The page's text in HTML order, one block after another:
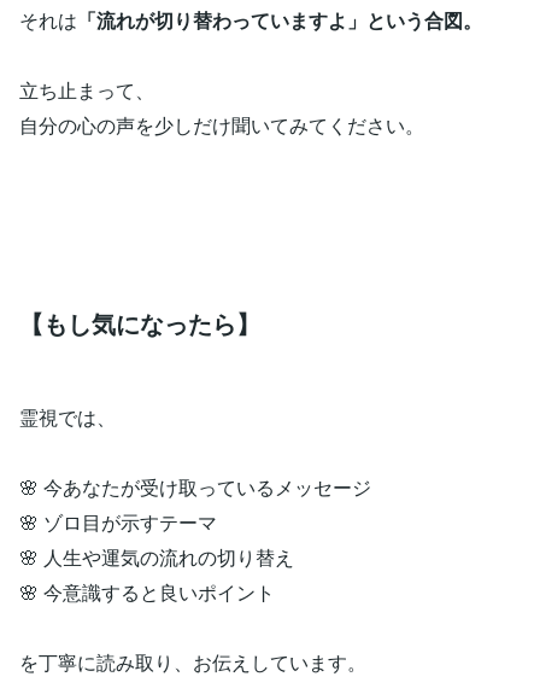
それは 「流れが切り替わっていますよ」という合図。
立ち止まって、
自分の心の声を少しだけ聞いてみてください。
【もし気になったら】
霊視では、
🌸 今あなたが受け取っているメッセージ
🌸 ゾロ目が示すテーマ
🌸 人生や運気の流れの切り替え
🌸 今意識すると良いポイント
を丁寧に読み取り、お伝えしています。